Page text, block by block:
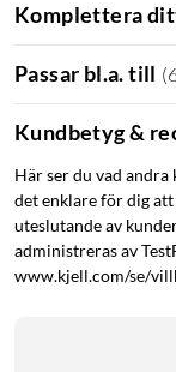
Komplettera
Passar bl.a. till (
Kundbetyg &
Här ser du vad
det enklare för dig
uteslutande av
administreras av
www.kjell.com/se/